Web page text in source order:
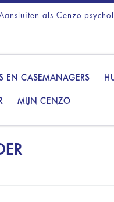
als Cenzo-
EN CASEMANAGERS
MIJN CENZO